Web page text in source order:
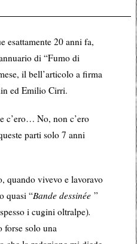
esattamente 20 anni fa,
di “Fumo di
il bell’articolo a firma
ed Emilio Cirri.
c’ero… No, non c’ero
parti solo 7 anni
quando vivevo e lavoravo
quasi “Bande dessinée”
i cugini oltralpe).
forse solo una